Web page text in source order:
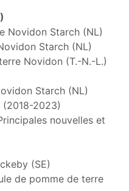
Novidon Starch (NL)
Starch (NL)
Novidon (T.-N.-L.)
Starch (NL)
2023)
nouvelles et
(SE)
de pomme de terre